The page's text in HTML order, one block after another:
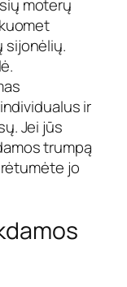
moterų
sijonėlių.
ir
Jei jūs
trumpą
jo